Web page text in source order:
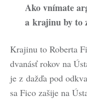
Ako vnímate
a krajinu by to
Krajinu to Roberta
dvanásť rokov na
je z dažďa pod
sa Fico zašije na